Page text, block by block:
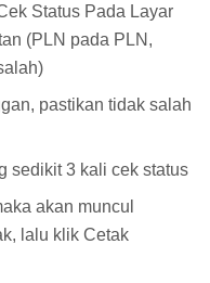
Status Pada Layar
(PLN pada PLN,
pastikan tidak salah
sedikit 3 kali cek status
akan muncul
lalu klik Cetak